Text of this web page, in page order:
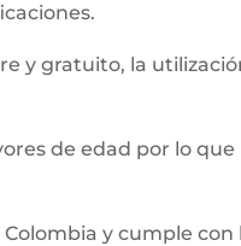
y gratuito, la
de edad por lo
y cumple